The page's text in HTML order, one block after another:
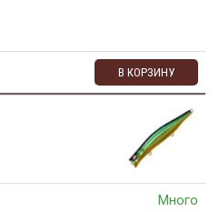
В КОРЗИНУ
Много